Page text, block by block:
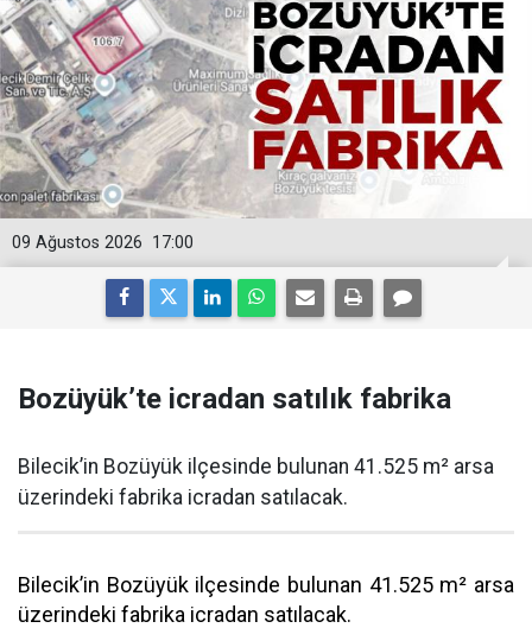
17:00
09 Ağustos 2026
Bozüyük’te icradan satılık fabrika
Bilecik’in Bozüyük ilçesinde bulunan 41.525 m² arsa
üzerindeki fabrika icradan satılacak.
Bilecik’in Bozüyük ilçesinde bulunan 41.525 m² arsa
üzerindeki fabrika icradan satılacak.